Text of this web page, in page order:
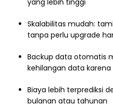
yang lebih tinggi
Skalabilitas mudah:
tanpa perlu upgrade
Backup data otomatis
kehilangan data
Biaya lebih terprediksi
bulanan atau tahunan